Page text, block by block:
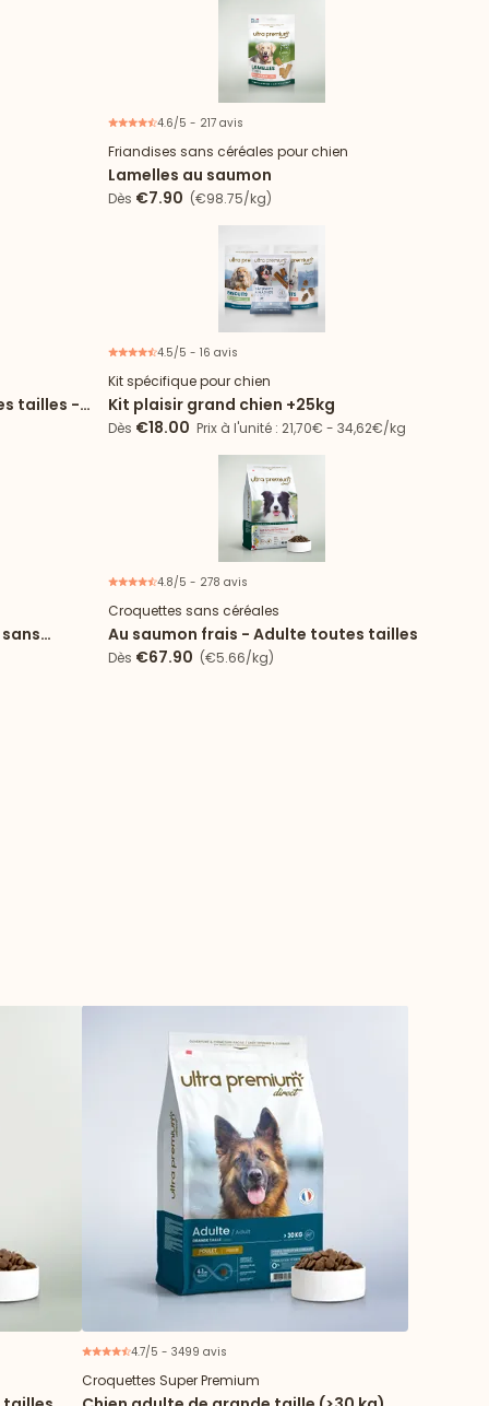
4.6/5 - 217 avis
Friandises sans céréales pour chien
Lamelles au saumon
Dès €7.90 (€98.75/kg)
tailles -
17% d'économie
4.5/5 - 16 avis
Kit spécifique pour chien
Kit plaisir grand chien +25kg
Dès €18.00 Prix à l'unité : 21,70€ - 34,62€/kg
4.8/5 - 278 avis
Croquettes sans céréales
Au saumon frais - Adulte toutes tailles
Dès €67.90 (€5.66/kg)
4.7/5 - 3499 avis
Croquettes Super Premium